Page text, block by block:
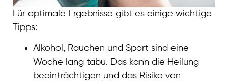
Für optimale Ergebnisse gibt es einige wichtige
Tipps:
Alkohol, Rauchen und Sport sind eine
Woche lang tabu. Das kann die Heilung
beeinträchtigen und das Risiko von